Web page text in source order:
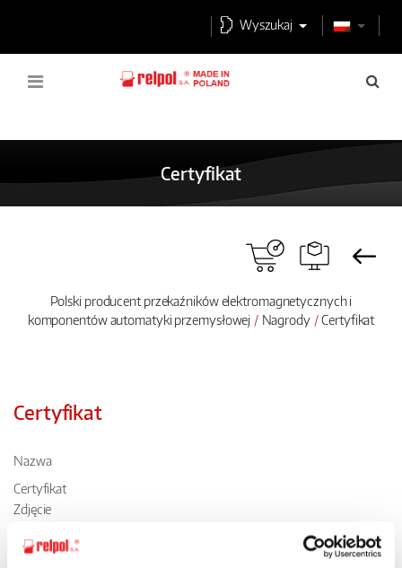
Wyszukaj
Certyfikat
Polski producent przekaźników elektromagnetycznych i
komponentów automatyki przemysłowej
Nagrody Certyfikat
Certyfikat
Nazwa
Certyfikat
Zdjęcie